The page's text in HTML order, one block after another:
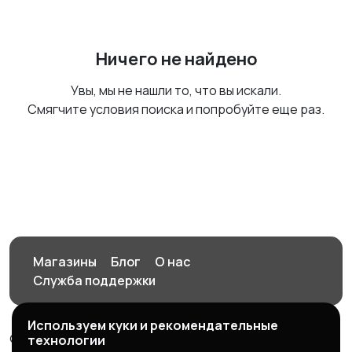
Ничего не найдено
Увы, мы не нашли то, что вы искали.
Смягчите условия поиска и попробуйте еще раз.
Магазины Блог
О нас
Служба поддержки
© 2026 Орен-АЙ - Авто | Недвижимость | Работа |
Используем куки и рекомендательные
технологии